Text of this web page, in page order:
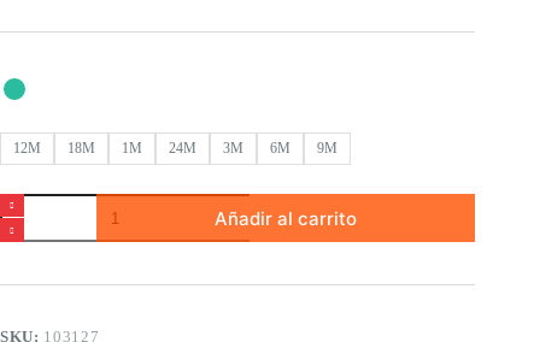
12M 18M 1M 24M 3M 6M 9M
Pantalón
felpa
de
niño
Añadir al carrito
SKU: 103127